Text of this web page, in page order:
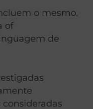
o mesmo.
of
de